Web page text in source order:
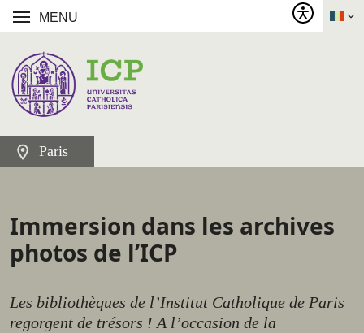
MENU
Paris
Immersion dans les archives
photos de l’ICP
Les bibliothèques de l’Institut Catholique de Paris
regorgent de trésors ! A l’occasion de la